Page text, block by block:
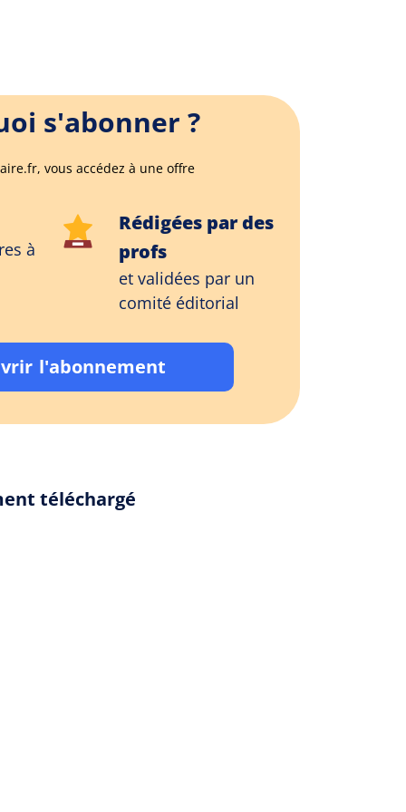
s'abonner ?
vous accédez à une offre
à
Rédigées par des
profs
et validées par un
comité éditorial
l'abonnement
téléchargé